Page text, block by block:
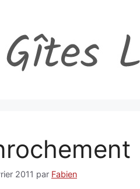
2011 par Fabien